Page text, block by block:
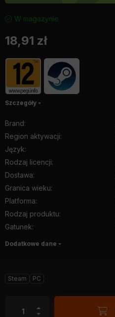
W magazynie
18,91 zł
Szczegóły
Brand:
Region aktywacji:
Język:
Rodzaj licencji:
Dostawa:
Granica wieku:
Platforma:
Rodzaj produktu:
Gatunek:
Dodatkowe dane
Steam PC